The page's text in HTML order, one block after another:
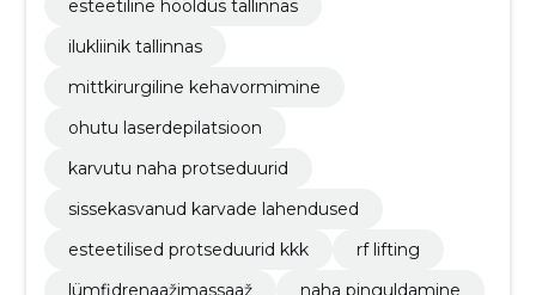
esteetiline hooldus tallinnas
ilukliinik tallinnas
mittkirurgiline kehavormimine
ohutu laserdepilatsioon
karvutu naha protseduurid
sissekasvanud karvade lahendused
esteetilised protseduurid kkk
rf lifting
lümfidrenaažimassaaž
naha pinguldamine